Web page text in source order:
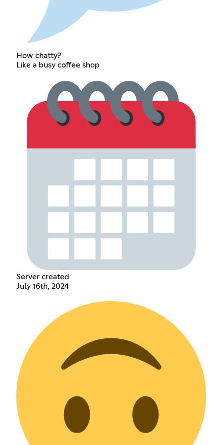
How chatty?
Like a busy coffee shop
Server created
July 16th, 2024